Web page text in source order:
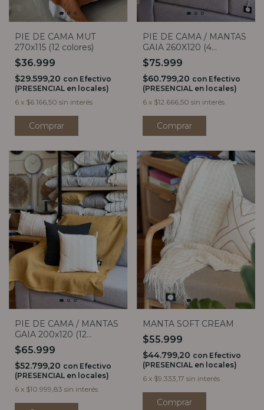
PIE DE CAMA MUT
270x115 (12 colores)
$36.999
$29.599,20 con Efectivo
(PRESENCIAL en locales)
6 x $6.166,50 sin interés
Comprar
PIE DE CAMA / MANTAS
GAIA 260X120 (4
COLORES)
$75.999
$60.799,20 con Efectivo
(PRESENCIAL en locales)
6 x $12.666,50 sin interés
Comprar
PIE DE CAMA / MANTAS
GAIA 200x120 (12
COLORES)
$65.999
$52.799,20 con Efectivo
(PRESENCIAL en locales)
6 x $10.999,83 sin interés
MANTA SOFT CREAM
$55.999
$44.799,20 con Efectivo
(PRESENCIAL en locales)
6 x $9.333,17 sin interés
Comprar